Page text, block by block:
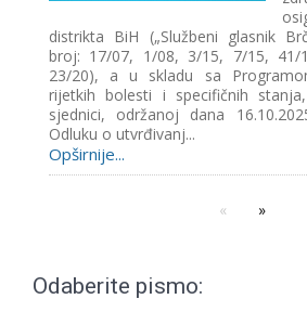
distrikta BiH („Službeni glasnik
broj: 17/07, 1/08, 3/15, 7/15, 41/
23/20), a u skladu sa
rijetkih bolesti i specifičnih
sjednici, održanoj dana
Odluku o utvrđivanj...
Opširnije...
Odaberite pismo: